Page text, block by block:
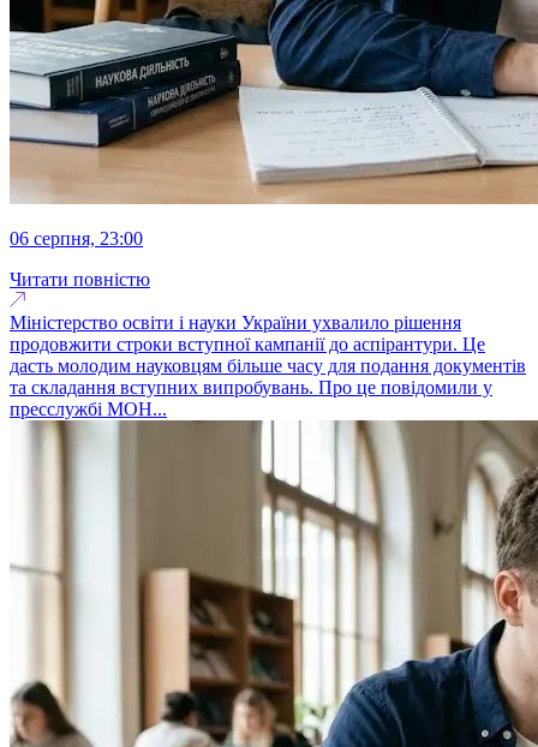
06 серпня, 23:00
Читати повністю
Міністерство освіти і науки України ухвалило рішення
продовжити строки вступної кампанії до аспірантури. Це
дасть молодим науковцям більше часу для подання документів
та складання вступних випробувань. Про це повідомили у
пресслужбі МОН...